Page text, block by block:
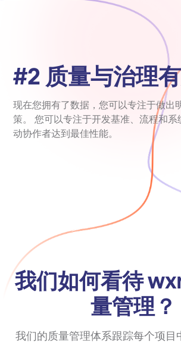
#2 质量与治理
现在您拥有了数据，您可以专注于做出
策。 您可以专注于开发基准、流程和系
动协作者达到最佳性能。
我们如何看待
量管理？
我们的质量管理体系跟踪每个项目